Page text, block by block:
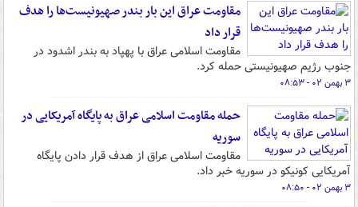
مقاومت عراق این بار بندر صهیونیست‌ها را هدف
قرار داد
مقاومت اسلامی عراق با پهپاد به بندر اشدود در
جنوب رژیم صهیونیستی حمله کرد.
۳ بهمن ۰۲ - ۰۸:۵۳
حمله مقاومت اسلامی عراق به پایگاه آمریکایی در
سوریه
مقاومت اسلامی عراق از هدف قرار دادن پایگاه
آمریکایی کونیکو در سوریه خبر داد.
۳ بهمن ۰۲ - ۰۸:۵۰